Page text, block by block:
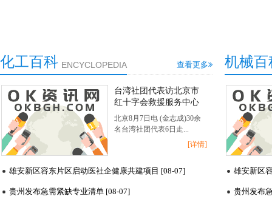
化工百科 ENCYCLOPEDIA 查看更多
台湾社团代表访北京市
红十字会救援服务中心
共话防震减灾
北京8月7日电 (金志成)30余
名台湾社团代表6日走...
[详情]
雄安新区容东片区启动医社企健康共建项目 [08-07]
贵州发布急需紧缺专业清单 [08-07]
机械百
雄安新区
贵州发布